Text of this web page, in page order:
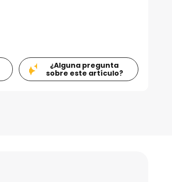
¿Alguna pregunta
sobre este artículo?